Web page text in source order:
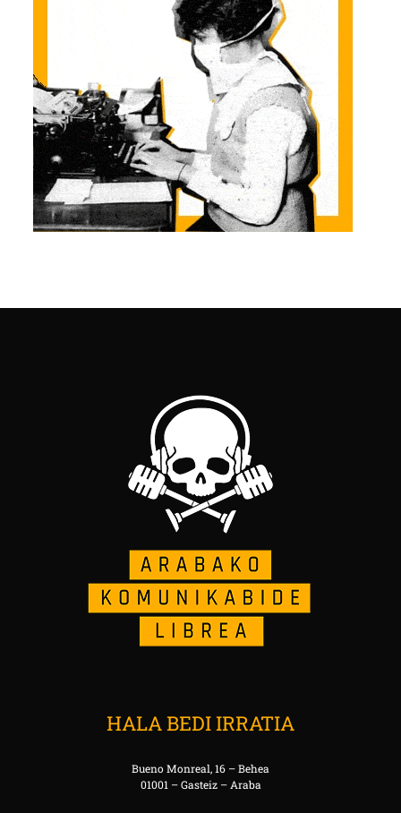
HALA BEDI IRRATIA
Bueno Monreal, 16 – Behea
01001 – Gasteiz – Araba